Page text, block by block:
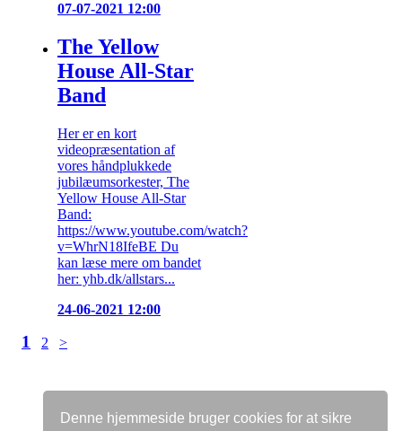
Denne hjemmeside bruger cookies for at sikre
07-07-2021 12:00
The Yellow
House All-Star
Band
Her er en kort
videopræsentation af
vores håndplukkede
jubilæumsorkester, The
Yellow House All-Star
Band:
https://www.youtube.com/watch?
v=WhrN18IfeBE Du
kan læse mere om bandet
her: yhb.dk/allstars...
24-06-2021 12:00
1 2 >